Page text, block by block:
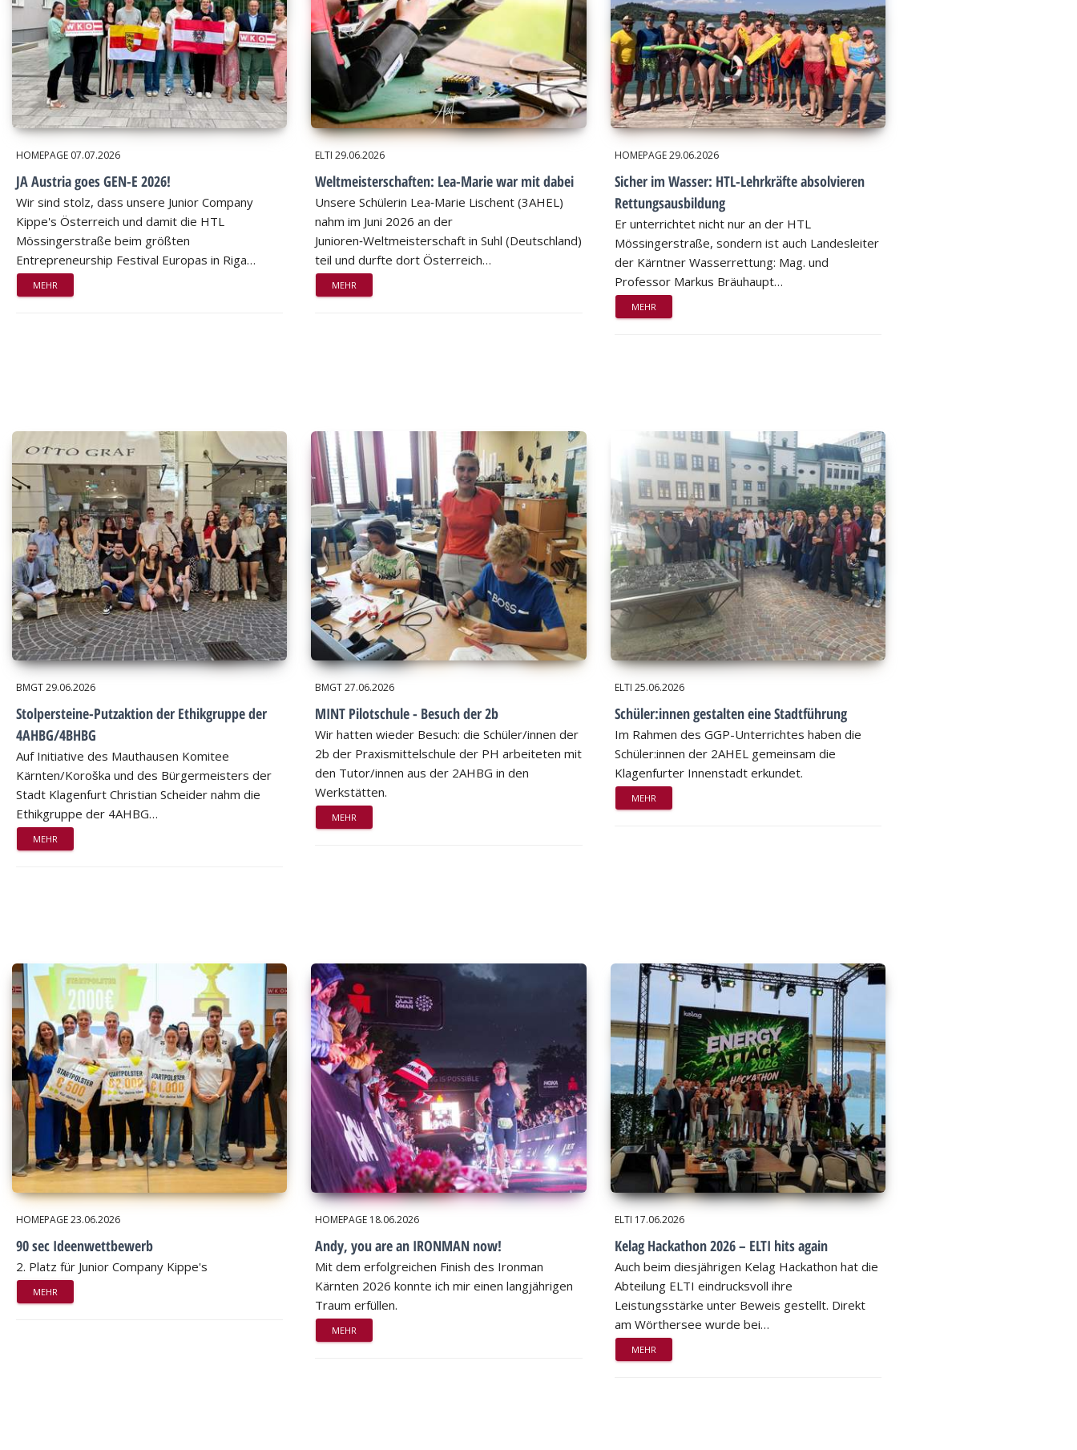
HOMEPAGE 07.07.2026
JA Austria goes GEN-E 2026!
Wir sind stolz, dass unsere Junior Company
Kippe's Österreich und damit die HTL
Mössingerstraße beim größten
Entrepreneurship Festival Europas in Riga…
MEHR
ELTI29.06.2026
Weltmeisterschaften: Lea-Marie war mit dabei
Unsere Schülerin Lea‑Marie Lischent (3AHEL)
nahm im Juni 2026 an der
Junioren‑Weltmeisterschaft in Suhl (Deutschland)
teil und durfte dort Österreich…
MEHR
HOMEPAGE29.06.2026
Sicher im Wasser: HTL-Lehrkräfte absolvieren
Rettungsausbildung
Er unterrichtet nicht nur an der HTL
Mössingerstraße, sondern ist auch Landesleiter
der Kärntner Wasserrettung: Mag. und
Professor Markus Bräuhaupt…
MEHR
BMGT29.06.2026
Stolpersteine-Putzaktion der Ethikgruppe der
4AHBG/4BHBG
Auf Initiative des Mauthausen Komitee
Kärnten/Koroška und des Bürgermeisters der
Stadt Klagenfurt Christian Scheider nahm die
Ethikgruppe der 4AHBG…
MEHR
BMGT27.06.2026
MINT Pilotschule - Besuch der 2b
Wir hatten wieder Besuch: die Schüler/innen der
2b der Praxismittelschule der PH arbeiteten mit
den Tutor/innen aus der 2AHBG in den
Werkstätten.
MEHR
ELTI 25.06.2026
Schüler:innen gestalten eine Stadtführung
Im Rahmen des GGP-Unterrichtes haben die
Schüler:innen der 2AHEL gemeinsam die
Klagenfurter Innenstadt erkundet.
MEHR
HOMEPAGE23.06.2026
90 sec Ideenwettbewerb
2. Platz für Junior Company Kippe's
MEHR
HOMEPAGE 18.06.2026
Andy, you are an IRONMAN now!
Mit dem erfolgreichen Finish des Ironman
Kärnten 2026 konnte ich mir einen langjährigen
Traum erfüllen.
MEHR
ELTI 17.06.2026
Kelag Hackathon 2026 – ELTI hits again
Auch beim diesjährigen Kelag Hackathon hat die
Abteilung ELTI eindrucksvoll ihre
Leistungsstärke unter Beweis gestellt. Direkt
am Wörthersee wurde bei…
MEHR